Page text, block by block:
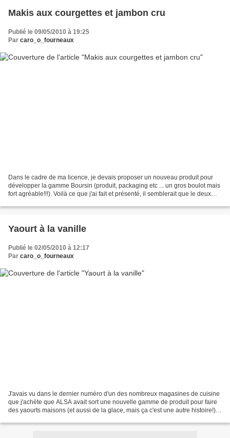
Makis aux courgettes et jambon cru
Publié le 09/05/2010 à 19:25
Par caro_o_fourneaux
Dans le cadre de ma licence, je devais proposer un nouveau produit pour
développer la gamme Boursin (produit, packaging etc ... un gros boulot mais
fort agréable!!!). Voilà ce que j'ai fait et présenté, il semblerait que le deux
Yaourt à la vanille
Publié le 02/05/2010 à 12:17
Par caro_o_fourneaux
J'avais vu dans le dernier numéro d'un des nombreux magasines de cuisine
que j'achète que ALSA avait sort une nouvelle gamme de produit pour faire
des yaourts maisons (et aussi de la glace, mais ça c'est une autre histoire!).